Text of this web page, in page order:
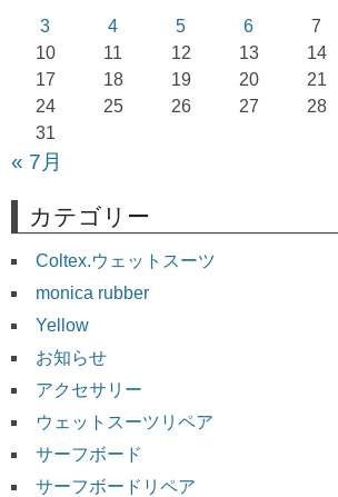
3
4 5 6 7
10
11 12 13 14
17
18 19 20 21
24
25 26 27 28
31
« 7月
カテゴリー
Coltex.ウェットスーツ
monica rubber
Yellow
お知らせ
アクセサリー
ウェットスーツリペア
サーフボード
サーフボードリペア